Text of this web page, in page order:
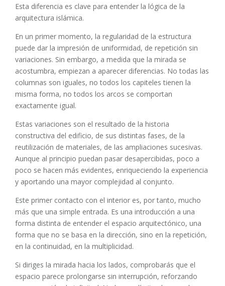
Esta diferencia es clave para entender la lógica de la
arquitectura islámica.
En un primer momento, la regularidad de la estructura
puede dar la impresión de uniformidad, de repetición sin
variaciones. Sin embargo, a medida que la mirada se
acostumbra, empiezan a aparecer diferencias. No todas las
columnas son iguales, no todos los capiteles tienen la
misma forma, no todos los arcos se comportan
exactamente igual.
Estas variaciones son el resultado de la historia
constructiva del edificio, de sus distintas fases, de la
reutilización de materiales, de las ampliaciones sucesivas.
Aunque al principio puedan pasar desapercibidas, poco a
poco se hacen más evidentes, enriqueciendo la experiencia
y aportando una mayor complejidad al conjunto.
Este primer contacto con el interior es, por tanto, mucho
más que una simple entrada. Es una introducción a una
forma distinta de entender el espacio arquitectónico, una
forma que no se basa en la dirección, sino en la repetición,
en la continuidad, en la multiplicidad.
Si diriges la mirada hacia los lados, comprobarás que el
espacio parece prolongarse sin interrupción, reforzando